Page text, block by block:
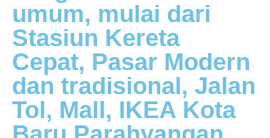
umum, mulai dari
Stasiun Kereta
Cepat, Pasar Modern
dan tradisional, Jalan
Tol, Mall, IKEA Kota